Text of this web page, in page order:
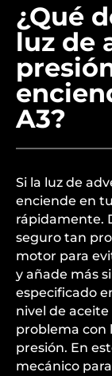
¿Qué
luz de
A3?
Si la luz de
enciende en
rápidamente.
seguro tan
motor para
y añade más
especificado
nivel de
problema con
presión. En
mecánico